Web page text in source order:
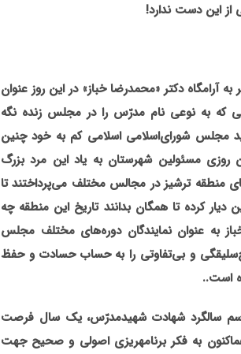
این دست ندارد!
آرامگاه دکتر «محمدرضا خباز» در این روز عنوان
که به نوعی نام مدرّس را در مجلس زنده نگه
مجلس شورای‌اسلامی اسلامی کم به خود چنین
روزی مسئولین شهرستان به یاد این مرد بزرگ
منطقه ترشیز در مجالس مختلف می‌پرداختند تا
کرده تا همگان بدانند تاریخ این منطقه چه
به عنوان نمایندگان دوره‌های مختلف مجلس
و بی‌تفاوتی را به حساب حسادت و حفظ
است..
سالگرد شهادت شهیدمدرّس، یک سال فرصت
به فکر برنامه‏ریزی اصولی و صحیح جهت